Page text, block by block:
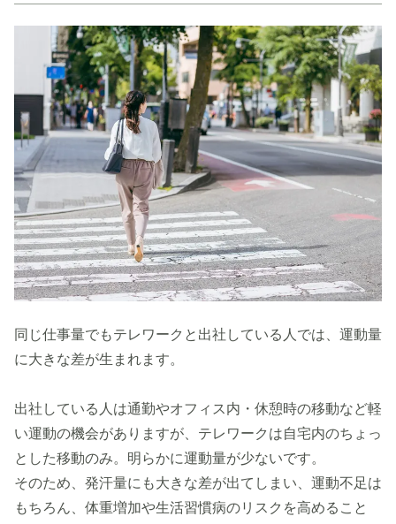
同じ仕事量でもテレワークと出社している人では、運動量
に大きな差が生まれます。
出社している人は通勤やオフィス内・休憩時の移動など軽
い運動の機会がありますが、テレワークは自宅内のちょっ
とした移動のみ。明らかに運動量が少ないです。
そのため、発汗量にも大きな差が出てしまい、運動不足は
もちろん、体重増加や生活習慣病のリスクを高めること